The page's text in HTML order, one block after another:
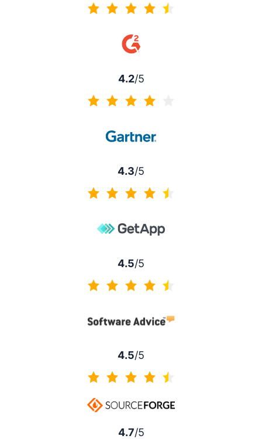
4.2/5
4.3/5
4.5/5
4.5/5
4.7/5